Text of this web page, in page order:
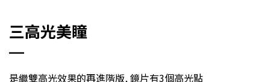
三高光美瞳
是繼雙高光效果的再進階版, 鏡片有3個高光點